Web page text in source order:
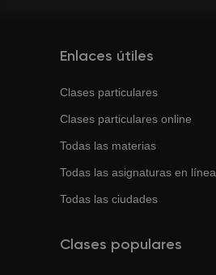
Enlaces útiles
Clases particulares
Clases particulares online
Todas las materias
Todas las asignaturas en línea
Todas las ciudades
Clases populares